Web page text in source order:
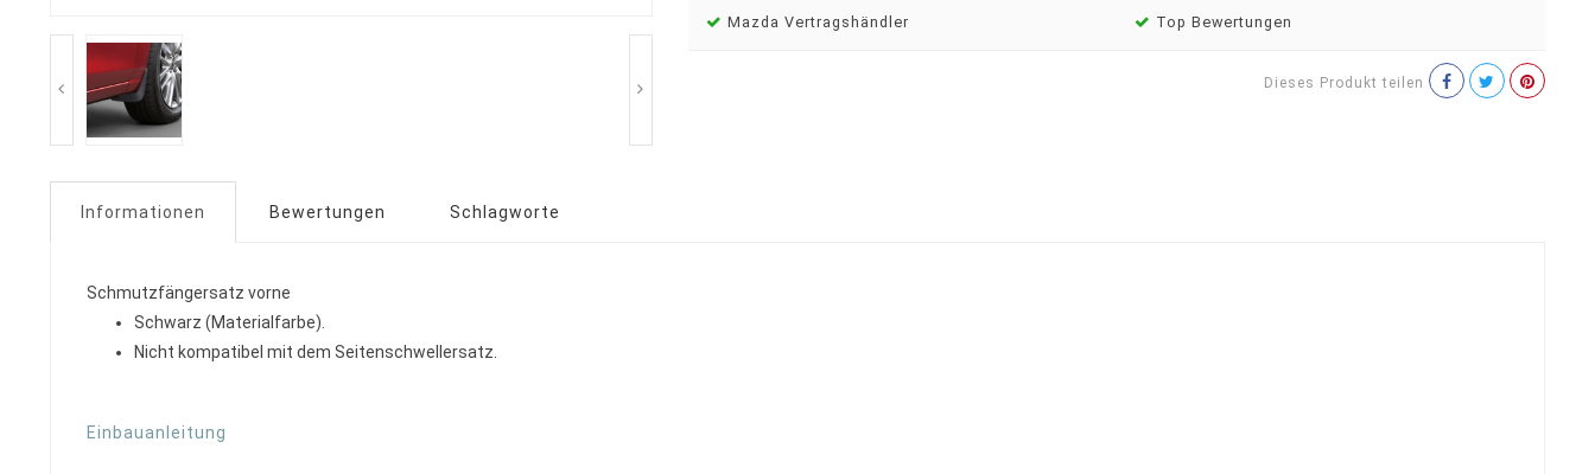
Mazda Vertragshändler Top Bewertungen
Dieses Produkt teilen
Informationen Bewertungen Schlagworte
Schmutzfängersatz vorne
Schwarz (Materialfarbe).
Nicht kompatibel mit dem Seitenschwellersatz.
Einbauanleitung